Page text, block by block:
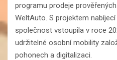
programu prodeje
WeltAuto. S projektem
společnost vstoupila v roce
udržitelné osobní mobility
pohonech a digitalizaci.